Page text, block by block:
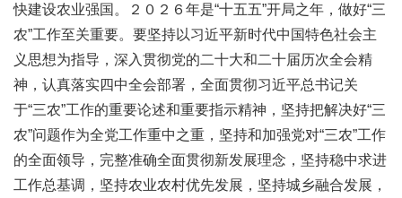
快建设农业强国。２０２６年是“十五五”开局之年，做好“三
农”工作至关重要。要坚持以习近平新时代中国特色社会主
义思想为指导，深入贯彻党的二十大和二十届历次全会精
神，认真落实四中全会部署，全面贯彻习近平总书记关
于“三农”工作的重要论述和重要指示精神，坚持把解决好“三
农”问题作为全党工作重中之重，坚持和加强党对“三农”工作
的全面领导，完整准确全面贯彻新发展理念，坚持稳中求进
工作总基调，坚持农业农村优先发展，坚持城乡融合发展，